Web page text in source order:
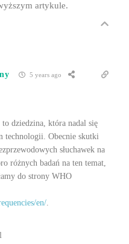
artykule.
5 years ago
dziedzina, która nadal się
technologii. Obecnie skutki
słuchawek na
różnych badań na ten temat,
do strony WHO
en/.